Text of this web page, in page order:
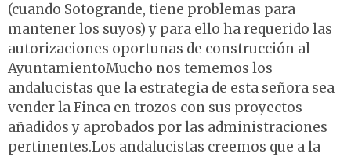
(cuando Sotogrande, tiene problemas para
mantener los suyos) y para ello ha requerido las
autorizaciones oportunas de construcción al
AyuntamientoMucho nos tememos los
andalucistas que la estrategia de esta señora sea
vender la Finca en trozos con sus proyectos
añadidos y aprobados por las administraciones
pertinentes.Los andalucistas creemos que a la